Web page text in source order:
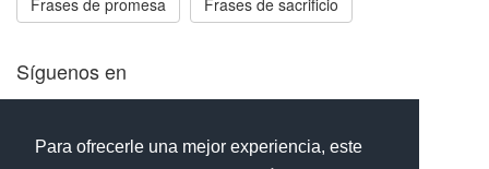
Para ofrecerle una mejor experiencia, este
Frases de promesa Frases de sacrificio
Síguenos en